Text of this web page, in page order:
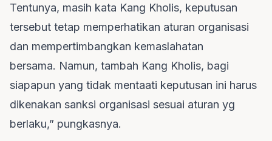
Tentunya, masih kata Kang Kholis, keputusan
tersebut tetap memperhatikan aturan organisasi
dan mempertimbangkan kemaslahatan
bersama. Namun, tambah Kang Kholis, bagi
siapapun yang tidak mentaati keputusan ini harus
dikenakan sanksi organisasi sesuai aturan yg
berlaku,” pungkasnya.